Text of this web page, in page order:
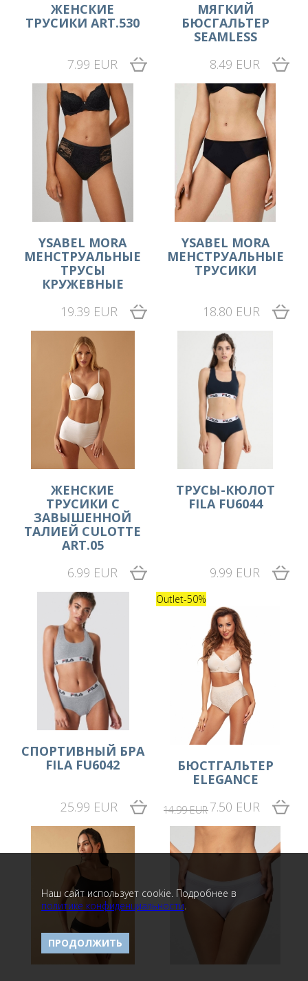
Наш сайт использует cookie. Подробнее в
политике конфиденциальности.
ПРОДОЛЖИТЬ
ЖЕНСКИЕ
ТРУСИКИ ART.530
7.99 EUR
МЯГКИЙ
БЮСГАЛЬТЕР
SEAMLESS
8.49 EUR
YSABEL MORA
МЕНСТРУАЛЬНЫЕ
ТРУСЫ
КРУЖЕВНЫЕ
19.39 EUR
YSABEL MORA
МЕНСТРУАЛЬНЫЕ
ТРУСИКИ
18.80 EUR
ЖЕНСКИЕ
ТРУСИКИ С
ЗАВЫШЕННОЙ
ТАЛИЕЙ CULOTTE
ART.05
6.99 EUR
ТРУСЫ-КЮЛОТ
FILA FU6044
9.99 EUR
СПОРТИВНЫЙ БРА
FILA FU6042
25.99 EUR
Outlet-50%
БЮСТГАЛЬТЕР
ELEGANCE
14.99 EUR7.50 EUR